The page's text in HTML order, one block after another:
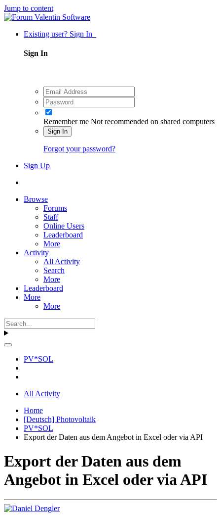
Jump to content
Existing user? Sign In
Sign In
Remember me Not recommended on shared computers
Sign In
Forgot your password?
Sign Up
Browse
Forums
Staff
Online Users
Leaderboard
More
Activity
All Activity
Search
More
Leaderboard
More
More
PV*SOL
All Activity
Home
[Deutsch] Photovoltaik
PV*SOL
Export der Daten aus dem Angebot in Excel oder via API
Export der Daten aus dem
Angebot in Excel oder via API